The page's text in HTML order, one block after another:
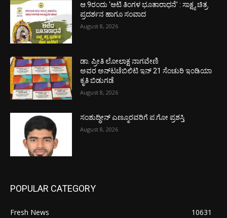
ಆ.9ರಂದು ‘ಆಟಿ ತಿಂಗಳ ಭೂತಾರಾಧನೆ’ : ಸಾಕ್ಷ್ಯ ಚಿತ್ರ
ಪ್ರದರ್ಶನ ಹಾಗೂ ಸಂವಾದ
August 8, 2026
ಡಾ. ಪ್ರೀತಿ ಲೋಲಾಕ್ಷ ನಾಗವೇಣಿ
ಅವರ ಅನ್‌ಟಚೆಬಿಲಿಟಿ ಇನ್ 21 ಸೆಂಚುರಿ ಇಂಡಿಯಾ
ಕೃತಿ ಬಿಡುಗಡೆ
August 8, 2026
ಸಂಶುದ್ಧೀನ್ ಎಣ್ಮೂರವರಿಗೆ ಪ.ಗೋ ಪ್ರಶಸ್ತಿ
August 8, 2026
POPULAR CATEGORY
Fresh News
10631